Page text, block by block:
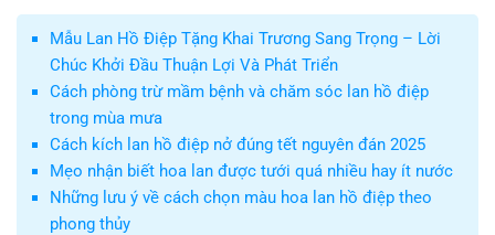
Mẫu Lan Hồ Điệp Tặng Khai Trương Sang Trọng – Lời
Chúc Khởi Đầu Thuận Lợi Và Phát Triển
Cách phòng trừ mầm bệnh và chăm sóc lan hồ điệp
trong mùa mưa
Cách kích lan hồ điệp nở đúng tết nguyên đán 2025
Mẹo nhận biết hoa lan được tưới quá nhiều hay ít nước
Những lưu ý về cách chọn màu hoa lan hồ điệp theo
phong thủy